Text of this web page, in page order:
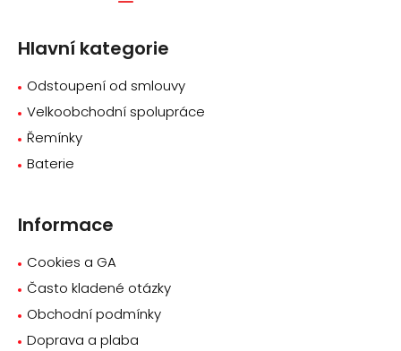
Hlavní kategorie
Odstoupení od smlouvy
Velkoobchodní spolupráce
Řemínky
Baterie
Informace
Cookies a GA
Často kladené otázky
Obchodní podmínky
Doprava a plaba